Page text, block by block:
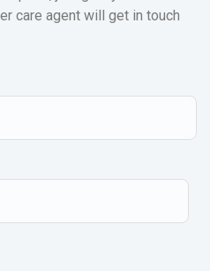
care agent will get in touch